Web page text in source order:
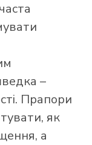
–
Прапори
як
а